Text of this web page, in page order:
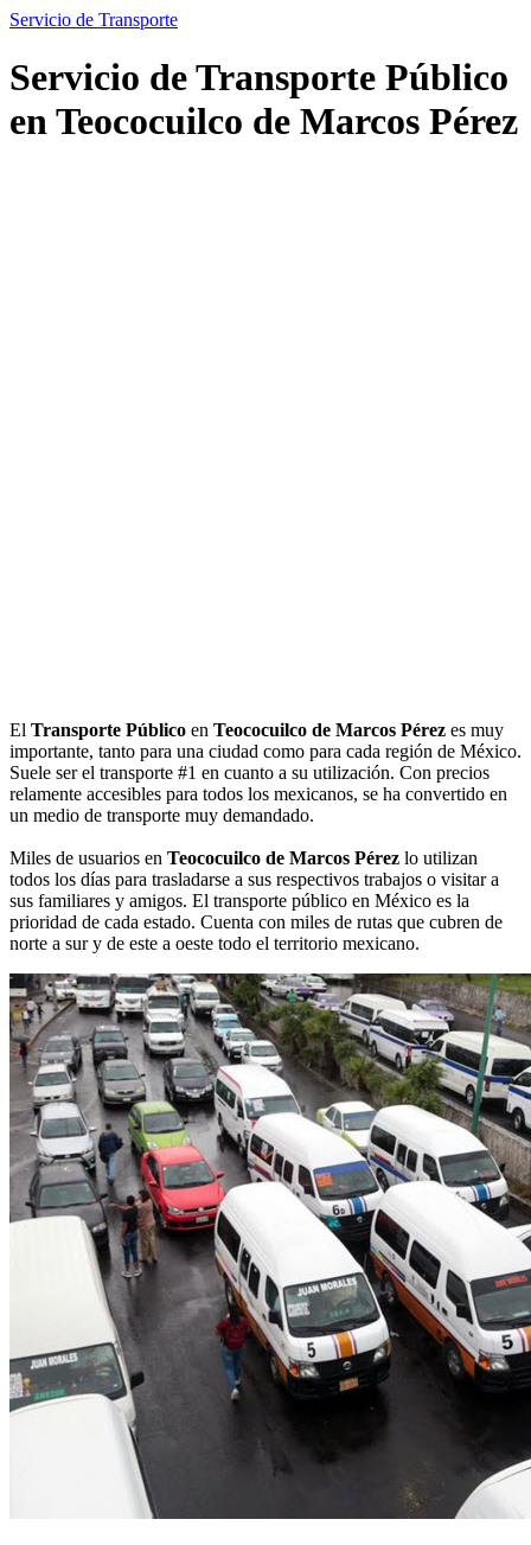
Servicio de Transporte
Servicio de Transporte Público
en Teococuilco de Marcos Pérez
El Transporte Público en Teococuilco de Marcos Pérez es muy
importante, tanto para una ciudad como para cada región de México.
Suele ser el transporte #1 en cuanto a su utilización. Con precios
relamente accesibles para todos los mexicanos, se ha convertido en
un medio de transporte muy demandado.
Miles de usuarios en Teococuilco de Marcos Pérez lo utilizan
todos los días para trasladarse a sus respectivos trabajos o visitar a
sus familiares y amigos. El transporte público en México es la
prioridad de cada estado. Cuenta con miles de rutas que cubren de
norte a sur y de este a oeste todo el territorio mexicano.